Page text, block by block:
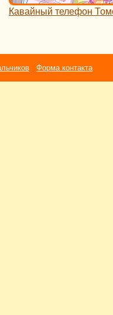
Кавайный телефон
Форма контакта